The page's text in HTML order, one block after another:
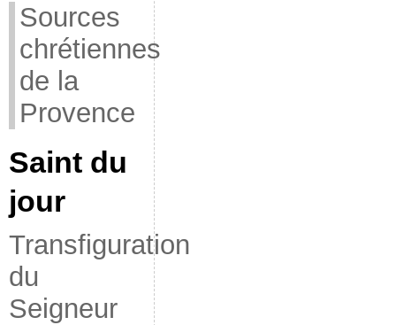
Sources
chrétiennes
de la
Provence
Saint du
jour
Transfiguration
du
Seigneur